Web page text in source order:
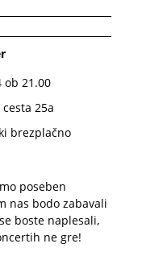
ob 21.00
25a
brezplačno
poseben
nas bodo zabavali
boste naplesali,
ne gre!